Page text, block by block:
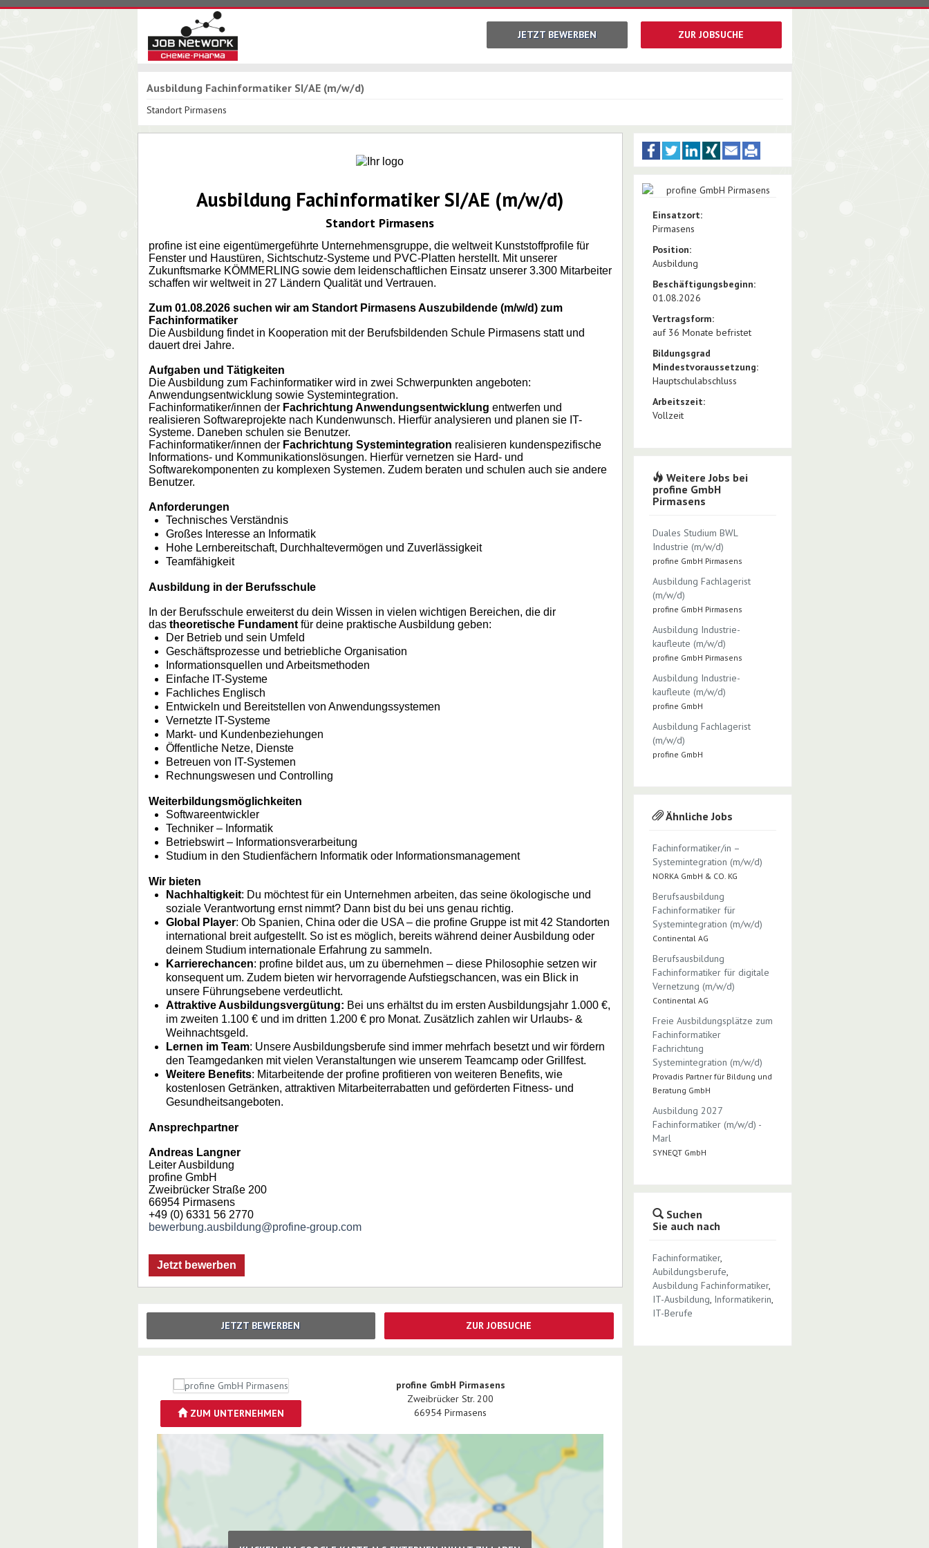
JETZT BEWERBEN ZUR JOBSUCHE
Ausbildung Fachinformatiker SI/AE (m/w/d)
Standort Pirmasens
Ausbildung Fachinformatiker SI/AE (m/w/d)
Standort Pirmasens
profine ist eine eigentümergeführte Unternehmensgruppe, die weltweit Kunststoffprofile für
Fenster und Haustüren, Sichtschutz-Systeme und PVC-Platten herstellt. Mit unserer
Zukunftsmarke KÖMMERLING sowie dem leidenschaftlichen Einsatz unserer 3.300 Mitarbeiter
schaffen wir weltweit in 27 Ländern Qualität und Vertrauen.
Zum 01.08.2026 suchen wir am Standort Pirmasens Auszubildende (m/w/d) zum
Fachinformatiker
Die Ausbildung findet in Kooperation mit der Berufsbildenden Schule Pirmasens statt und
dauert drei Jahre.
Aufgaben und Tätigkeiten
Die Ausbildung zum Fachinformatiker wird in zwei Schwerpunkten angeboten:
Anwendungsentwicklung sowie Systemintegration.
Fachinformatiker/innen der Fachrichtung Anwendungsentwicklung entwerfen und
realisieren Softwareprojekte nach Kundenwunsch. Hierfür analysieren und planen sie IT-
Systeme. Daneben schulen sie Benutzer.
Fachinformatiker/innen der Fachrichtung Systemintegration realisieren kundenspezifische
Informations- und Kommunikationslösungen. Hierfür vernetzen sie Hard- und
Softwarekomponenten zu komplexen Systemen. Zudem beraten und schulen auch sie andere
Benutzer.
Anforderungen
Technisches Verständnis
Großes Interesse an Informatik
Hohe Lernbereitschaft, Durchhaltevermögen und Zuverlässigkeit
Teamfähigkeit
Ausbildung in der Berufsschule
In der Berufsschule erweiterst du dein Wissen in vielen wichtigen Bereichen, die dir
das theoretische Fundamentfür deine praktische Ausbildung geben:
Der Betrieb und sein Umfeld
Geschäftsprozesse und betriebliche Organisation
Informationsquellen und Arbeitsmethoden
Einfache IT-Systeme
Fachliches Englisch
Entwickeln und Bereitstellen von Anwendungssystemen
Vernetzte IT-Systeme
Markt- und Kundenbeziehungen
Öffentliche Netze, Dienste
Betreuen von IT-Systemen
Rechnungswesen und Controlling
Weiterbildungsmöglichkeiten
Softwareentwickler
Techniker – Informatik
Betriebswirt – Informationsverarbeitung
Studium in den Studienfächern Informatik oder Informationsmanagement
Wir bieten
Nachhaltigkeit: Du möchtest für ein Unternehmen arbeiten, das seine ökologische und
soziale Verantwortung ernst nimmt? Dann bist du bei uns genau richtig.
Global Player: Ob Spanien, China oder die USA – die profine Gruppe ist mit 42 Standorten
international breit aufgestellt. So ist es möglich, bereits während deiner Ausbildung oder
deinem Studium internationale Erfahrung zu sammeln.
Karrierechancen: profine bildet aus, um zu übernehmen – diese Philosophie setzen wir
konsequent um. Zudem bieten wir hervorragende Aufstiegschancen, was ein Blick in
unsere Führungsebene verdeutlicht.
Attraktive Ausbildungsvergütung: Bei uns erhältst du im ersten Ausbildungsjahr 1.000 €,
im zweiten 1.100 € und im dritten 1.200 € pro Monat. Zusätzlich zahlen wir Urlaubs- &
Weihnachtsgeld.
Lernen im Team: Unsere Ausbildungsberufe sind immer mehrfach besetzt und wir fördern
den Teamgedanken mit vielen Veranstaltungen wie unserem Teamcamp oder Grillfest.
Weitere Benefits: Mitarbeitende der profine profitieren von weiteren Benefits, wie
kostenlosen Getränken, attraktiven Mitarbeiterrabatten und geförderten Fitness- und
Gesundheitsangeboten.
Ansprechpartner
Andreas Langner
Leiter Ausbildung
profine GmbH
Zweibrücker Straße 200
66954 Pirmasens
+49 (0) 6331 56 2770
bewerbung.ausbildung@profine-group.com
Jetzt bewerben
JETZT BEWERBEN ZUR JOBSUCHE
ZUM UNTERNEHMEN
profine GmbH Pirmasens
Zweibrücker Str. 200
66954 Pirmasens
Einsatzort:
Pirmasens
Position:
Ausbildung
Beschäftigungsbeginn:
01.08.2026
Vertragsform:
auf 36 Monate befristet
Bildungsgrad
Mindestvoraussetzung:
Hauptschulabschluss
Arbeitszeit:
Vollzeit
Weitere Jobs bei
profine GmbH
Pirmasens
Duales Studium BWL
Industrie (m/w/d)
profine GmbH Pirmasens
Ausbildung Fachlagerist
(m/w/d)
profine GmbH Pirmasens
Ausbildung Industrie­
kaufleute (m/w/d)
profine GmbH Pirmasens
Ausbildung Industrie­
kaufleute (m/w/d)
profine GmbH
Ausbildung Fachlagerist
(m/w/d)
profine GmbH
Ähnliche Jobs
Fachinformatiker/in –
Systemintegration (m/w/d)
NORKA GmbH & CO. KG
Berufsausbildung
Fachinformatiker für
Systemintegration (m/w/d)
Continental AG
Berufsausbildung
Fachinformatiker für digitale
Vernetzung (m/w/d)
Continental AG
Freie Ausbildungsplätze zum
Fachinformatiker
Fachrichtung
Systemintegration (m/w/d)
Provadis Partner für Bildung und
Beratung GmbH
Ausbildung 2027
Fachinformatiker (m/w/d) -
Marl
SYNEQT GmbH
Suchen
Sie auch nach
Fachinformatiker,
Aubildungsberufe,
Ausbildung Fachinformatiker,
IT-Ausbildung, Informatikerin,
IT-Berufe